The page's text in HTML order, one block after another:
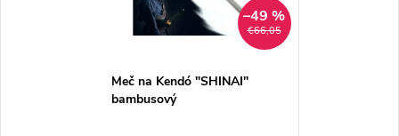
€66,05
–49 %
Meč na Kendó "SHINAI"
bambusový